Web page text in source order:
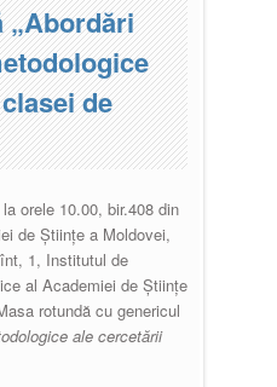
„Abordări
de
orele 10.00, bir.408 din
de Științe a Moldovei,
1, Institutul de
al Academiei de Științe
rotundă cu genericul
ale cercetării